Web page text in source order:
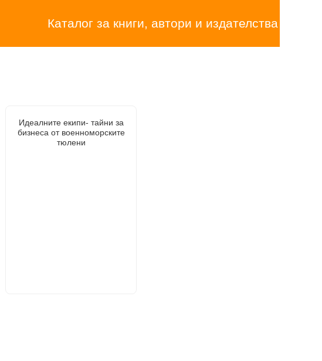
Каталог за книги, автори и издателства
Идеалните екипи- тайни за
бизнеса от военноморските
тюлени